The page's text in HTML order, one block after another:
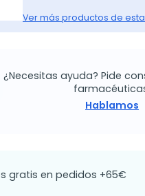
Ver más productos de
¿Necesitas ayuda? Pide
Hablamos
gratis en pedidos +65€